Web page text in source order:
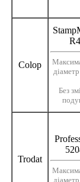
Colop
Без
Trodat